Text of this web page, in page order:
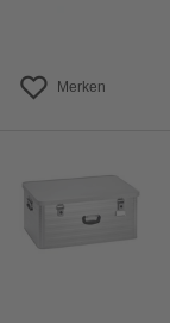
Merken